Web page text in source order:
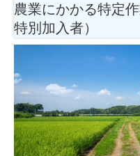
農業にかかる特定
特別加入者）